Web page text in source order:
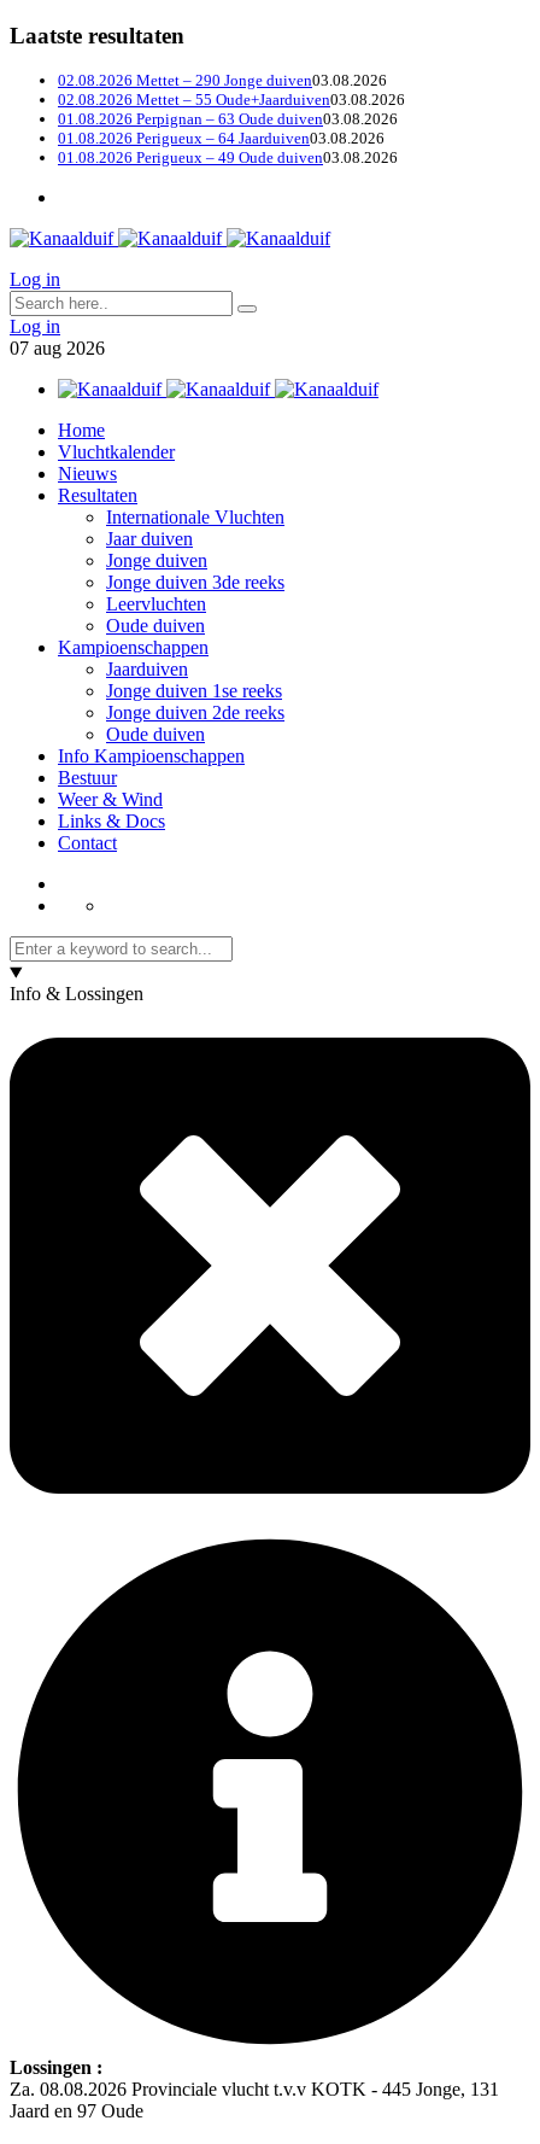
Laatste resultaten
02.08.2026 Mettet – 290 Jonge duiven03.08.2026
02.08.2026 Mettet – 55 Oude+Jaarduiven03.08.2026
01.08.2026 Perpignan – 63 Oude duiven03.08.2026
01.08.2026 Perigueux – 64 Jaarduiven03.08.2026
01.08.2026 Perigueux – 49 Oude duiven03.08.2026
Log in
Log in
07 aug 2026
Home
Vluchtkalender
Nieuws
Resultaten
Internationale Vluchten
Jaar duiven
Jonge duiven
Jonge duiven 3de reeks
Leervluchten
Oude duiven
Kampioenschappen
Jaarduiven
Jonge duiven 1se reeks
Jonge duiven 2de reeks
Oude duiven
Info Kampioenschappen
Bestuur
Weer & Wind
Links & Docs
Contact
Info & Lossingen
Lossingen :
Za. 08.08.2026 Provinciale vlucht t.v.v KOTK - 445 Jonge, 131
Jaard en 97 Oude